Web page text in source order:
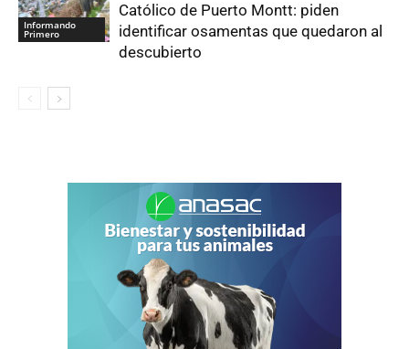
Informando
Primero
Católico de Puerto Montt: piden
identificar osamentas que quedaron al
descubierto